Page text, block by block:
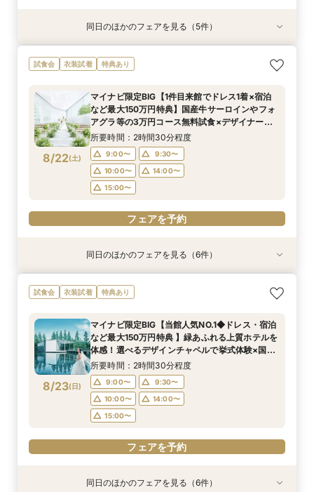
衣装試着 特典あり
8/21(金)
【憧れドレス体験付き】ドレス試着体験＆衣裳1
着プレゼント
11:00〜
12:00〜
14:00〜
15:00〜
フェアを予約
衣装試着 特典あり
8/21(金)
【家族での挙式＆会食なら】67万円のお得すぎ
プラン紹介フェア
11:00〜
12:00〜
13:00〜
14:00〜
15:00〜
フェアを予約
特典あり
8/21(金)
【ペットと一緒の結婚式】大切な家族と過ごす
ペット婚相談会
11:00〜
13:00〜
15:00〜
フェアを予約
衣装試着 特典あり
8/21(金)
マイナビ限定BIG【大阪で人気*2会場同時見学
フェア】新作ドレス試着×130万特典
11:00〜
12:00〜
13:30〜
14:00〜
15:00〜
フェアを予約
8/21(金)
【短時間でもOK】ふたりの不安をプロが解消！
会場見学×見積相談
11:00〜
12:00〜
13:00〜
14:00〜
15:00〜
フェアを予約
同日のほかのフェアを見る（5件）
試食会 衣装試着 特典あり
8/22(土)
マイナビ限定BIG【1件目来館でドレス1着×宿泊
など最大150万円特典】国産牛サーロインやフォ
アグラ等の3万円コース無料試食×デザイナーズ
チャペルで挙式体験&2つの貸切邸宅見学フェア
所要時間：2時間30分程度
9:00〜
9:30〜
10:00〜
14:00〜
15:00〜
フェアを予約
衣装試着 特典あり
8/22(土)
マイナビ限定【ドレスにこだわり花嫁◎】最新ド
レス試着体験＆全館見学相談会
9:00〜
9:30〜
10:00〜
14:00〜
15:00〜
フェアを予約
衣装試着 特典あり
8/22(土)
マイナビ限定【家族で挙式＆会食】当館で一番お
得な67万円プラン紹介フェア
9:30〜
10:00〜
10:30〜
14:00〜
15:00〜
フェアを予約
特典あり
8/22(土)
マイナビ限定【挙式も披露宴もペットOK】大切
な家族と過ごすペット婚相談会
10:00〜 14:00〜
フェアを予約
衣装試着 特典あり
8/22(土)
マイナビ限定【初めての見学も安心】全館見学＆
見積り相談×特選和牛試食
9:00〜
9:30〜
10:00〜
14:00〜
15:00〜
フェアを予約
衣装試着 特典あり
8/22(土)
マイナビ限定【おもてなし重視】広大な自然のホ
テルで癒し体験！憧れアートチャペル
9:00〜
9:15〜
9:30〜
14:00〜
15:00〜
フェアを予約
衣装試着 特典あり
8/22(土)
マイナビ限定【短時間でもOK】ふたりの不安を
プロが解消！最新事例×見積相談
10:00〜 14:00〜
フェアを予約
同日のほかのフェアを見る（6件）
試食会 衣装試着 特典あり
8/23(日)
マイナビ限定BIG【当館人気NO.1◆ドレス・宿泊
など最大150万円特典 】緑あふれる上質ホテルを
体感！選べるデザインチャペルで挙式体験×国産
牛＆フォアグラなど3万円コース試食付きフェア
所要時間：2時間30分程度
9:00〜
9:30〜
10:00〜
14:00〜
15:00〜
フェアを予約
衣装試着 特典あり
衣装試着 特典あり
衣装試着 特典あり
特典あり
衣装試着 特典あり
衣装試着 特典あり
同日のほかのフェアを見る（6件）